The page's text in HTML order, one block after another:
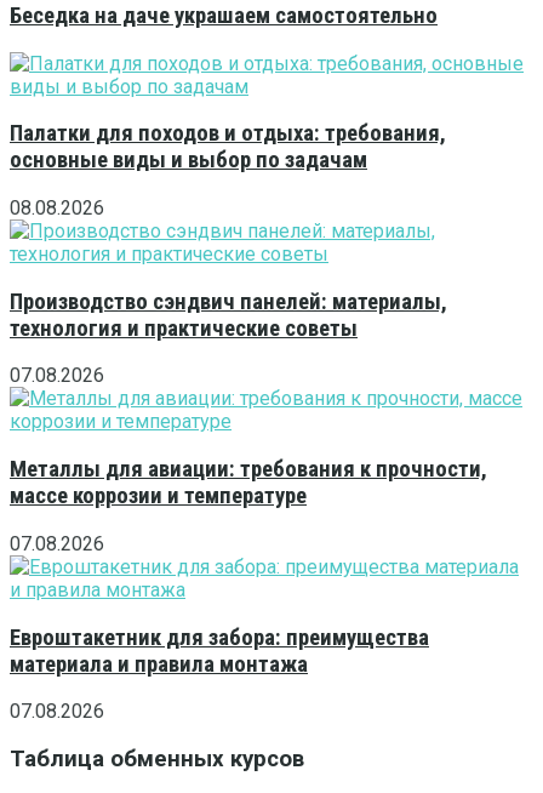
Беседка на даче украшаем самостоятельно
Палатки для походов и отдыха: требования,
основные виды и выбор по задачам
08.08.2026
Производство сэндвич панелей: материалы,
технология и практические советы
07.08.2026
Металлы для авиации: требования к прочности,
массе коррозии и температуре
07.08.2026
Евроштакетник для забора: преимущества
материала и правила монтажа
07.08.2026
Таблица обменных курсов